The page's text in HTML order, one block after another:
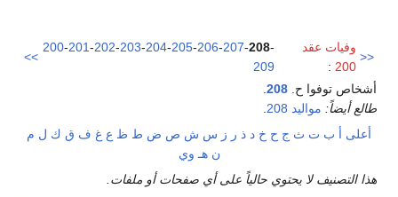
<<
وفيات عقد
200
:
200-201-202-203-204-205-206-207-208-
209
>>
أشخاص توفوا ح. 208
طالع أيضاً: مواليد 208
أعلى أ ب ت ث ج ح خ د ذ ر ز س ش ص ض ط ظ ع غ ف ق ك ل م
ن هـ وي
هذا التصنيف لا يحتوي حالياً على أي صفحات أو ملفات.